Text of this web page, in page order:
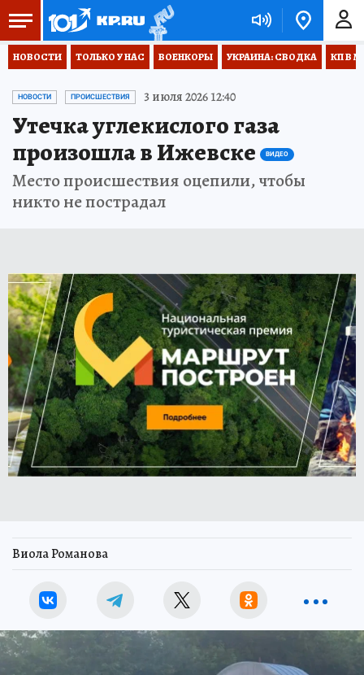
НОВОСТИ ТОЛЬКО У НАС ВОЕНКОРЫ УКРАИНА: СВОДКА КП В
НОВОСТИ ПРОИСШЕСТВИЯ 3 июля 2026 12:40
Утечка углекислого газа
произошла в Ижевске
ВИДЕО
Место происшествия оцепили, чтобы
никто не пострадал
Виола Романова